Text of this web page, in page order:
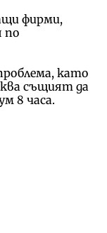
фирми,
по
като
същият да
8 часа.